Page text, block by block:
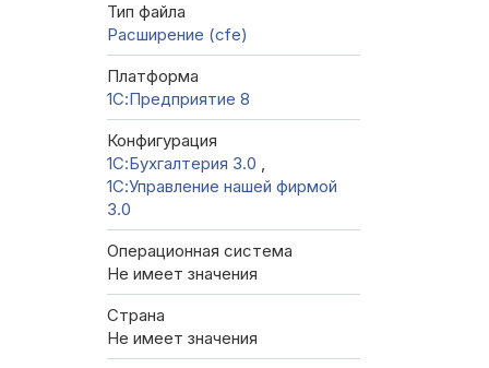
Тип файла
Расширение (cfe)
Платформа
1С:Предприятие 8
Конфигурация
1С:Бухгалтерия 3.0 ,
1С:Управление нашей фирмой
3.0
Операционная система
Не имеет значения
Страна
Не имеет значения